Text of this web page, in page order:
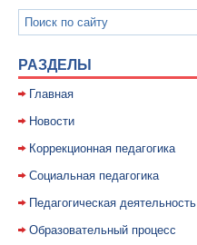
РАЗДЕЛЫ
Главная
Новости
Коррекционная педагогика
Социальная педагогика
Педагогическая деятельность
Образовательный процесс